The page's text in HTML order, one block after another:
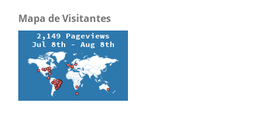
Mapa de Visitantes